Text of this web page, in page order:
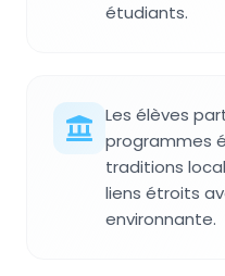
étudiants.
Les élèves
programmes
traditions
liens étroits
environnante.